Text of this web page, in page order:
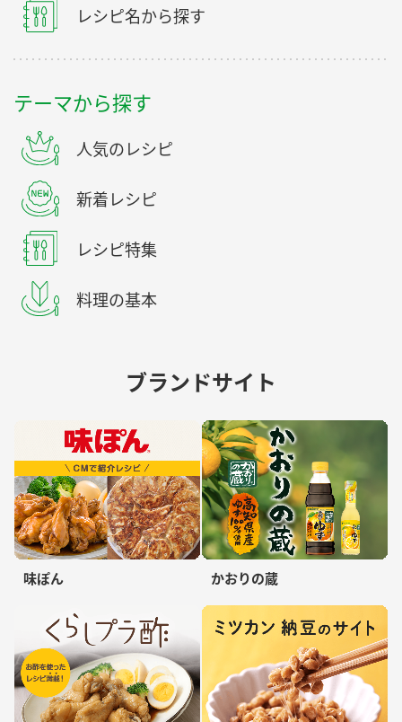
レシピ名から探す
テーマから探す
人気のレシピ
新着レシピ
レシピ特集
料理の基本
ブランドサイト
味ぽん かおりの蔵